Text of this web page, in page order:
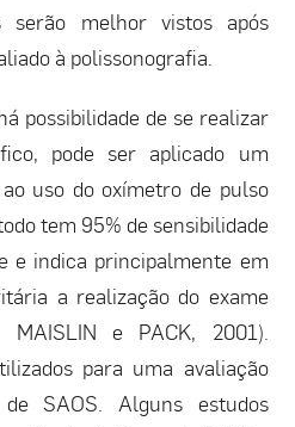
serão melhor vistos após
à polissonografia.
possibilidade de se realizar
pode ser aplicado um
uso do oxímetro de pulso
tem 95% de sensibilidade
e indica principalmente em
a realização do exame
MAISLIN e PACK, 2001).
para uma avaliação
SAOS. Alguns estudos